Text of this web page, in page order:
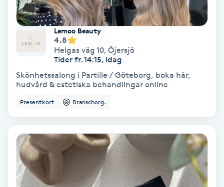
Läpptatuering
Manikyr & Pedikyr
Medial vägledning
Medicinsk massage
Lemoo Beauty
4.8
Helgas väg 10, Öjersjö
Tider fr. 14:15, Idag
Skönhetssalong i Partille / Göteborg, boka hår,
hudvård & estetiska behandlingar online
Presentkort Branschorg.